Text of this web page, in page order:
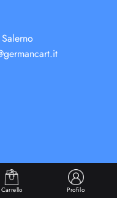
Carrello Profilo
Passepartout